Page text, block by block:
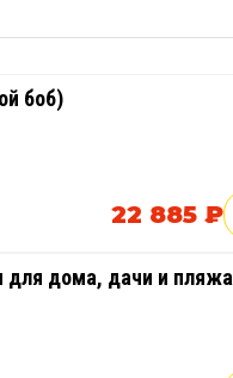
боб)
22 885 ₽
для дома, дачи и пляжа